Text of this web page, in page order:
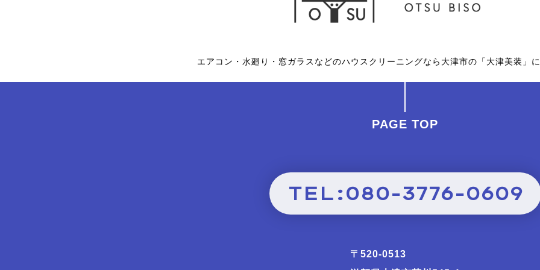
エアコン・水廻り・窓ガラスなどのハウスクリーニングなら大津市の「大津美装」に
PAGE TOP
TEL:080-3776-0609
〒520-0513